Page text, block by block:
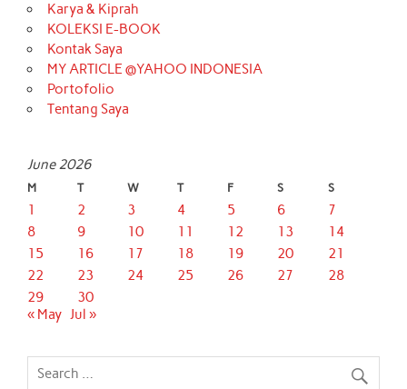
Karya & Kiprah
KOLEKSI E-BOOK
Kontak Saya
MY ARTICLE @YAHOO INDONESIA
Portofolio
Tentang Saya
June 2026
M T W T F S S
1 2 3 4 5 6
7
8
9 10 11 12 13
14
15
16 17 18 19 20
21
22
23 24 25 26 27
28
29
30
« May Jul »